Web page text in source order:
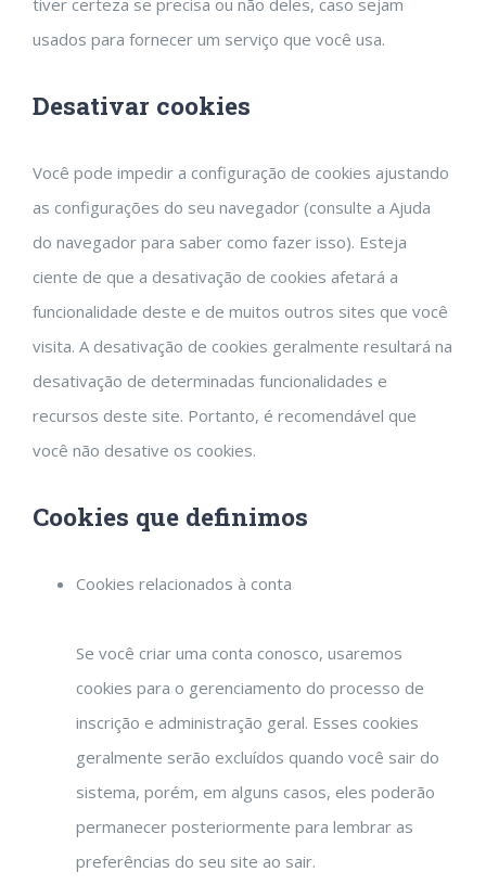
tiver certeza se precisa ou não deles, caso sejam
usados ​​para fornecer um serviço que você usa.
Desativar cookies
Você pode impedir a configuração de cookies ajustando
as configurações do seu navegador (consulte a Ajuda
do navegador para saber como fazer isso). Esteja
ciente de que a desativação de cookies afetará a
funcionalidade deste e de muitos outros sites que você
visita. A desativação de cookies geralmente resultará na
desativação de determinadas funcionalidades e
recursos deste site. Portanto, é recomendável que
você não desative os cookies.
Cookies que definimos
Cookies relacionados à conta
Se você criar uma conta conosco, usaremos
cookies para o gerenciamento do processo de
inscrição e administração geral. Esses cookies
geralmente serão excluídos quando você sair do
sistema, porém, em alguns casos, eles poderão
permanecer posteriormente para lembrar as
preferências do seu site ao sair.